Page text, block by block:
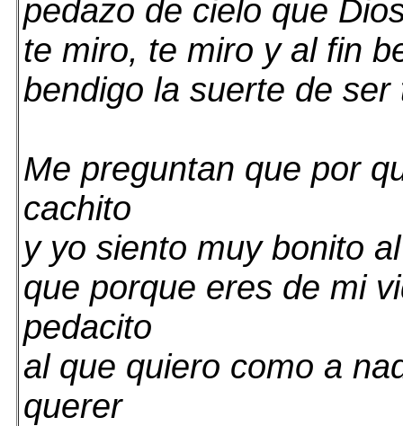
pedazo de cielo que
te miro, te miro y al fin
bendigo la suerte de ser
Me preguntan que por
cachito
y yo siento muy bonito
que porque eres de mi
pedacito
al que quiero como a
querer